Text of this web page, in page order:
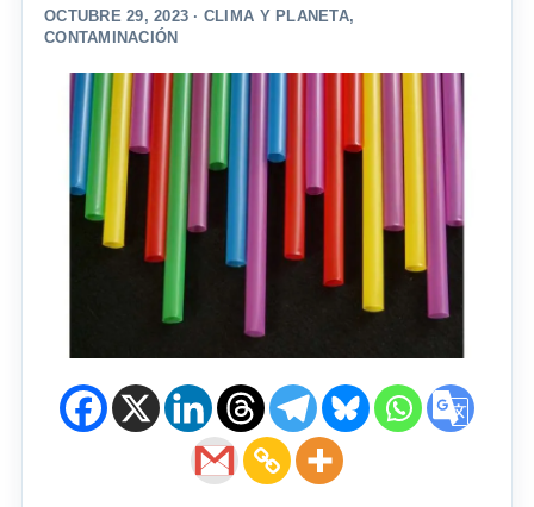
OCTUBRE 29, 2023 · CLIMA Y PLANETA,
CONTAMINACIÓN